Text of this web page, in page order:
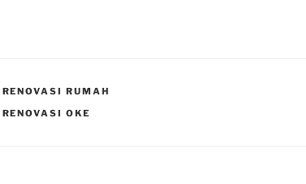
CATEGORIES
RENOVASI RUMAH
TAGS
RENOVASI OKE